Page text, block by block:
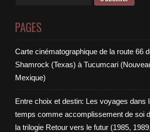
PAGES
Carte cinématographique de la route 66
Shamrock (Texas) à Tucumcari
Mexique)
Entre choix et destin: Les voyages dans
temps comme accomplissement de soi
la trilogie Retour vers le futur (1985, 1989,